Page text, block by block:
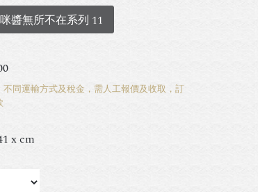
醬無所不在系列 11
同運輸方式及稅金，需人工報價及收取，訂
x cm